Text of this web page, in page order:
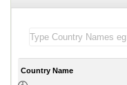
Country Name